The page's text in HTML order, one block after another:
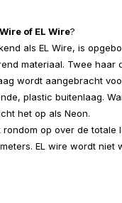
of EL Wire?
als EL Wire, is
materiaal. Twee haar
wordt aangebracht
plastic buitenlaag.
het op als Neon.
op over de totale
EL wire wordt niet